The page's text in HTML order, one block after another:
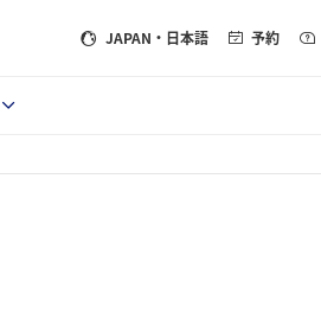
JAPAN ・日本語 予約